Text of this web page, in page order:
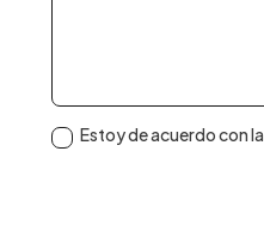
Estoy de acuerdo con la